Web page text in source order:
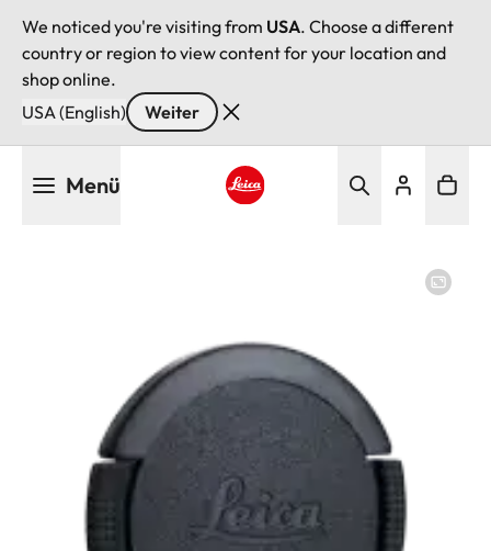
We noticed you're visiting from USA. Choose a different
country or region to view content for your location and
shop online.
USA (English)
Weiter
Menü